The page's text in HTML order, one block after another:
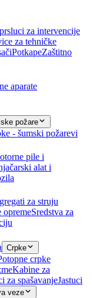
za intervencije
za tehničke
PotkapeZaštitno
aparate
požare
- šumski požarevi
pile i
alat i
za struju
opremeSredstva za
Crpke
crpke
Kabine za
za spašavanjeJastuci
veze